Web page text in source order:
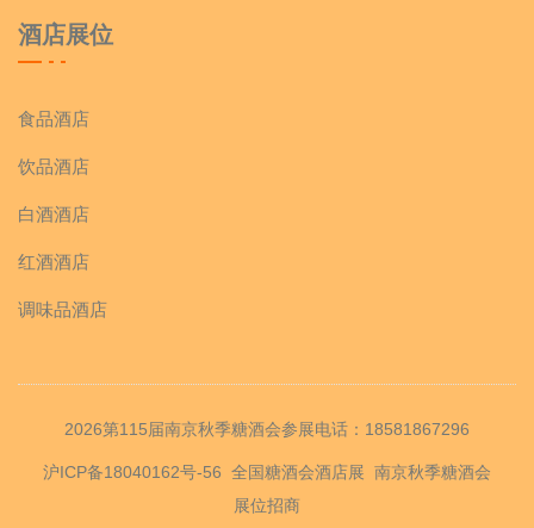
酒店展位
食品酒店
饮品酒店
白酒酒店
红酒酒店
调味品酒店
2026第115届南京秋季糖酒会参展电话：18581867296
沪ICP备18040162号-56 全国糖酒会酒店展 南京秋季糖酒会
展位招商